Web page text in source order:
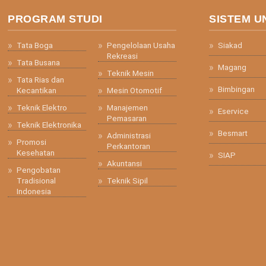
PROGRAM STUDI
Tata Boga
Tata Busana
Tata Rias dan
Kecantikan
Teknik Elektro
Teknik Elektronika
Promosi
Kesehatan
Pengobatan
Tradisional
Indonesia
Pengelolaan Usaha
Rekreasi
Teknik Mesin
Mesin Otomotif
Manajemen
Pemasaran
Administrasi
Perkantoran
Akuntansi
Teknik Sipil
SISTEM
Siakad
Magang
Bimbingan
Eservice
Besmart
SIAP